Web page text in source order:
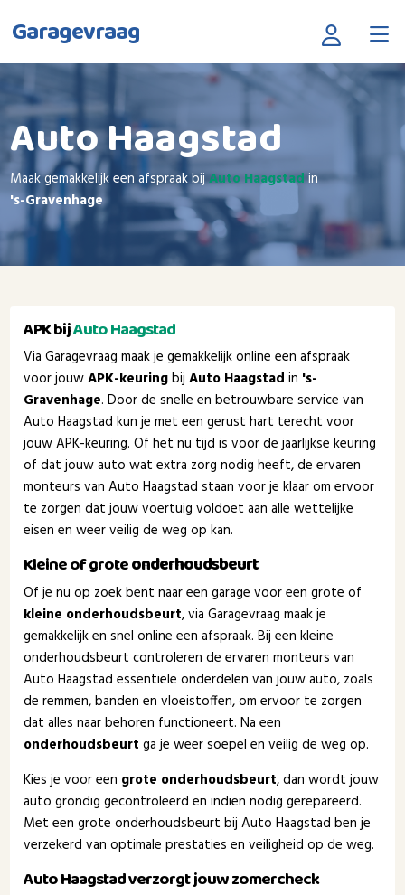
Garagevraag
Auto Haagstad
Maak gemakkelijk een afspraak bijAuto Haagstadin
's-Gravenhage
APK bijAuto Haagstad
Via Garagevraag maak je gemakkelijk online een afspraak
voor jouwAPK-keuringbijAuto Haagstadin 's-
Gravenhage. Door de snelle en betrouwbare service van
Auto Haagstad kun je met een gerust hart terecht voor
jouw APK-keuring. Of het nu tijd is voor de jaarlijkse keuring
of dat jouw auto wat extra zorg nodig heeft, de ervaren
monteurs van Auto Haagstad staan voor je klaar om ervoor
te zorgen dat jouw voertuig voldoet aan alle wettelijke
eisen en weer veilig de weg op kan.
Kleine of groteonderhoudsbeurt
Of je nu op zoek bent naar een garage voor een grote of
kleine onderhoudsbeurt, via Garagevraag maak je
gemakkelijk en snel online een afspraak. Bij een kleine
onderhoudsbeurt controleren de ervaren monteurs van
Auto Haagstad essentiële onderdelen van jouw auto, zoals
de remmen, banden en vloeistoffen, om ervoor te zorgen
dat alles naar behoren functioneert. Na een
onderhoudsbeurt ga je weer soepel en veilig de weg op.
Kies je voor een grote onderhoudsbeurt, dan wordt jouw
auto grondig gecontroleerd en indien nodig gerepareerd.
Met een grote onderhoudsbeurt bij Auto Haagstad ben je
verzekerd van optimale prestaties en veiligheid op de weg.
Auto Haagstad verzorgt jouw zomercheck